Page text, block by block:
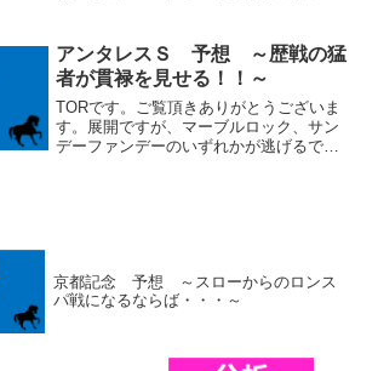
す。丁寧に考察していきたいと思いま
す。出走馬 考察（netk...
アンタレスＳ 予想 ～歴戦の猛
者が貫禄を見せる！！～
TORです。ご覧頂きありがとうございま
す。展開ですが、マーブルロック、サン
デーファンデーのいずれかが逃げるでし
京都記念 予想 ～スローからのロンス
パ戦になるならば・・・～